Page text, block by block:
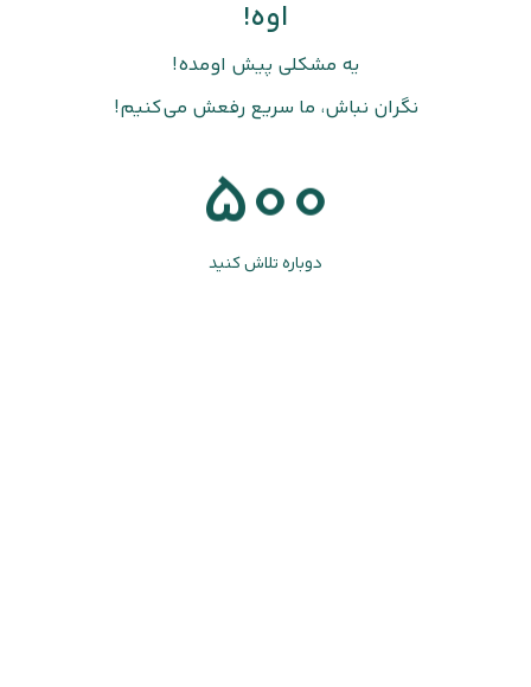
اوه!
یه مشکلی پیش اومده!
نگران نباش، ما سریع رفعش می‌کنیم!
500
دوباره تلاش کنید